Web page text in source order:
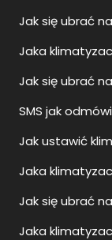
Jak się ubrać
Jaka
Jak się ubrać
SMS jak
Jak ustawić
Jaka
Jak się ubrać
Jaka